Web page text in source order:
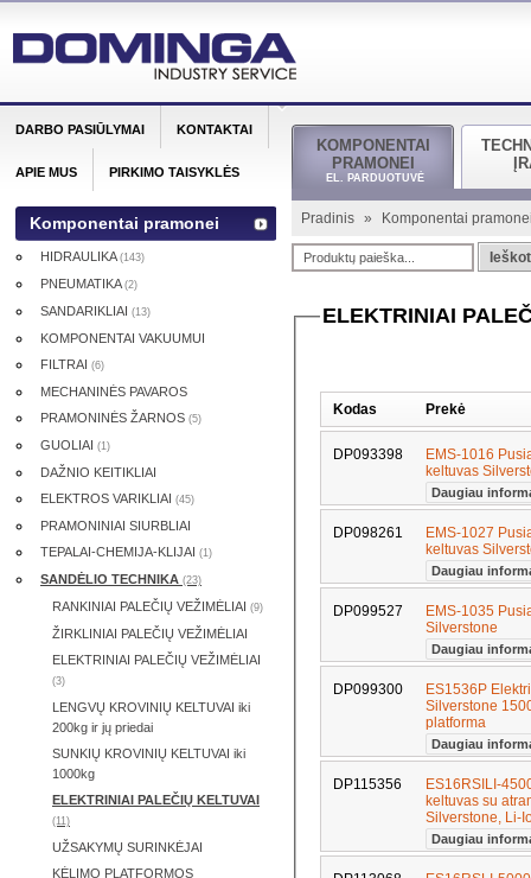
KOMPONENTAI
PRAMONEI
EL. PARDUOTUVĖ
Pradinis » Komponentai
ELEKTRINIAI
Kodas Prekė
DP093398
EMS-1016
keltuvas
Daugiau
DP098261
EMS-1027
keltuvas
Daugiau
DP099527
EMS-1035
Silverstone
Daugiau
DP099300
ES1536P
Silverstone
platforma
Daugiau
DP115356
ES16RSILI-
keltuvas su
Silverstone, Li-
Daugiau
DARBO PASIŪLYMAI KONTAKTAI
APIE MUS PIRKIMO TAISYKLĖS
Komponentai pramonei
HIDRAULIKA (143)
PNEUMATIKA (2)
SANDARIKLIAI (13)
KOMPONENTAI VAKUUMUI
FILTRAI (6)
MECHANINĖS PAVAROS
PRAMONINĖS ŽARNOS (5)
GUOLIAI (1)
DAŽNIO KEITIKLIAI
ELEKTROS VARIKLIAI (45)
PRAMONINIAI SIURBLIAI
TEPALAI-CHEMIJA-KLIJAI (1)
SANDĖLIO TECHNIKA (23)
RANKINIAI PALEČIŲ VEŽIMĖLIAI (9)
ŽIRKLINIAI PALEČIŲ VEŽIMĖLIAI
ELEKTRINIAI PALEČIŲ VEŽIMĖLIAI
(3)
LENGVŲ KROVINIŲ KELTUVAI iki
200kg ir jų priedai
SUNKIŲ KROVINIŲ KELTUVAI iki
1000kg
ELEKTRINIAI PALEČIŲ KELTUVAI
(11)
UŽSAKYMŲ SURINKĖJAI
KĖLIMO PLATFORMOS